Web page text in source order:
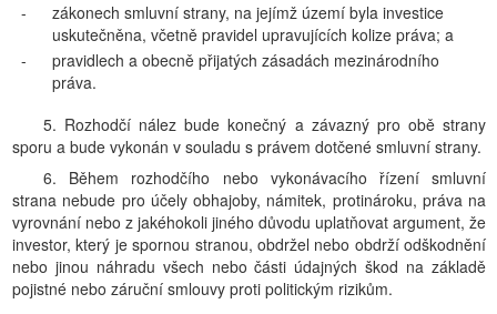
-
zákonech smluvní strany, na jejímž území byla investice
uskutečněna, včetně pravidel upravujících kolize práva; a
-
pravidlech a obecně přijatých zásadách mezinárodního
práva.
5. Rozhodčí nález bude konečný a závazný pro obě strany
sporu a bude vykonán v souladu s právem dotčené smluvní strany.
6. Během rozhodčího nebo vykonávacího řízení smluvní
strana nebude pro účely obhajoby, námitek, protinároku, práva na
vyrovnání nebo z jakéhokoli jiného důvodu uplatňovat argument, že
investor, který je spornou stranou, obdržel nebo obdrží odškodnění
nebo jinou náhradu všech nebo části údajných škod na základě
pojistné nebo záruční smlouvy proti politickým rizikům.